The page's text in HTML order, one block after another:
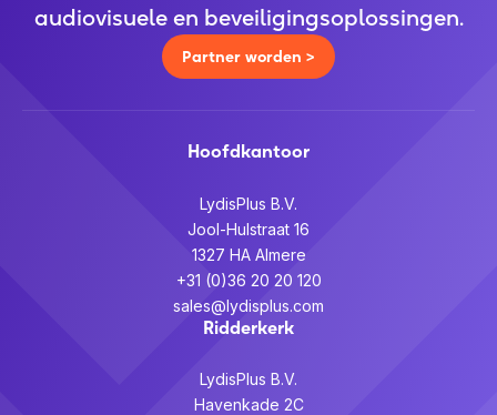
audiovisuele en beveiligingsoplossingen.
Partner worden >
Hoofdkantoor
LydisPlus B.V.
Jool-Hulstraat 16
1327 HA Almere
+31 (0)36 20 20 120
sales@lydisplus.com
Ridderkerk
LydisPlus B.V.
Havenkade 2C